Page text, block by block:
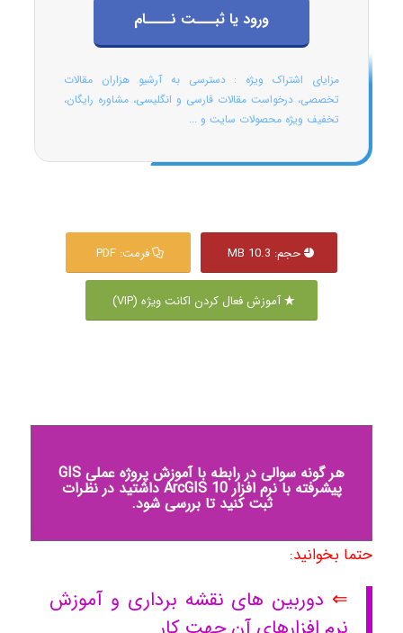
ورود یا ثبـــت نــــام
مزایای اشتراک ویژه : دسترسی به آرشیو هزاران مقالات
تخصصی، درخواست مقالات فارسی و انگلیسی، مشاوره رایگان،
تخفیف ویژه محصولات سایت و ...
حجم: 10.3 MB فرمت: PDF
آموزش فعال کردن اکانت ویژه (VIP)
هر گونه سوالی در رابطه با آموزش پروژه عملی GIS
پیشرفته با نرم افزار ArcGIS 10 داشتید در نظرات
ثبت کنید تا بررسی شود.
حتما بخوانید:
⇐ دوربین های نقشه برداری و آموزش